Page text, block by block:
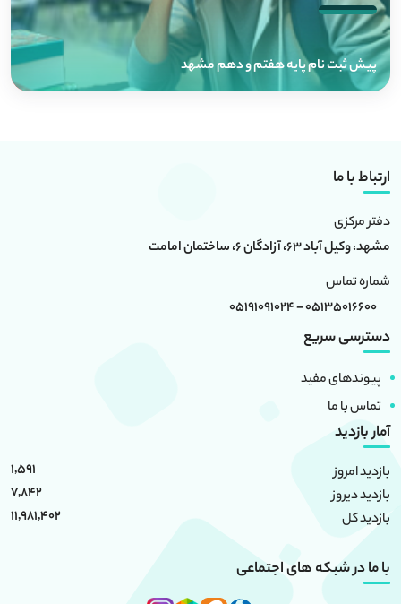
پیش ثبت نام پایه هفتم و دهم مشهد
ارتباط با ما
دفتر مرکزی
مشهد، وکیل آباد 63، آزادگان 6، ساختمان امامت
شماره تماس
05135016600 - 05191091024
دسترسی سریع
پیوندهای مفید
تماس با ما
آمار بازدید
بازدید امروز
1,591
بازدید دیروز
7,842
بازدید کل
11,981,402
با ما در شبکه های اجتماعی